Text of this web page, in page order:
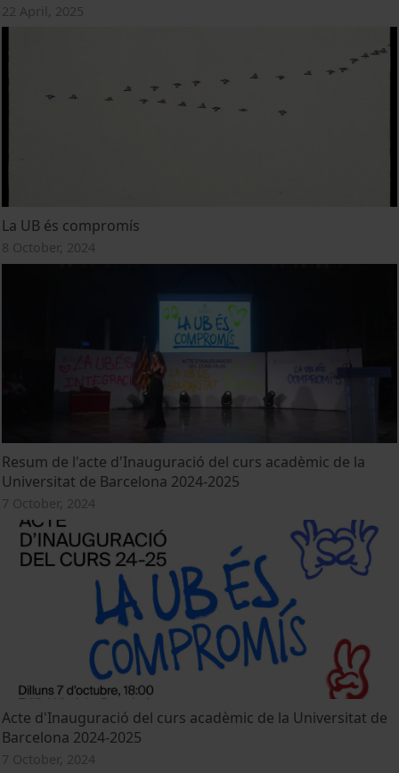
22 April, 2025
La UB és compromís
8 October, 2024
Resum de l'acte d'Inauguració del curs acadèmic de la
Universitat de Barcelona 2024-2025
7 October, 2024
Acte d'Inauguració del curs acadèmic de la Universitat de
Barcelona 2024-2025
7 October, 2024